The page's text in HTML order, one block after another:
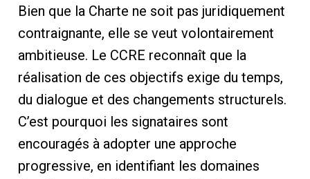
Bien que la Charte ne soit pas juridiquement
contraignante, elle se veut volontairement
ambitieuse. Le CCRE reconnaît que la
réalisation de ces objectifs exige du temps,
du dialogue et des changements structurels.
C’est pourquoi les signataires sont
encouragés à adopter une approche
progressive, en identifiant les domaines